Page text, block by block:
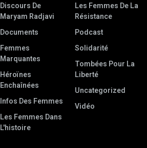
Discours De
Maryam Radjavi
Documents
Femmes
Marquantes
Héroïnes
Enchaînées
Infos Des Femmes
Les Femmes Dans
L'histoire
Les Femmes De La
Résistance
Podcast
Solidarité
Tombées Pour La
Liberté
Uncategorized
Vidéo